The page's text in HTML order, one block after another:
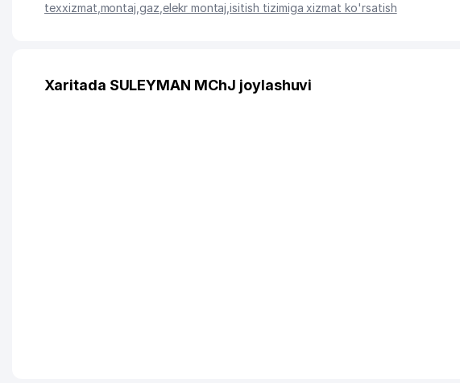
texxizmat montaj ,gaz elekr montaj ,isitish tizimiga xizmat ko'rsatish
Xaritada SULEYMAN MChJ joylashuvi